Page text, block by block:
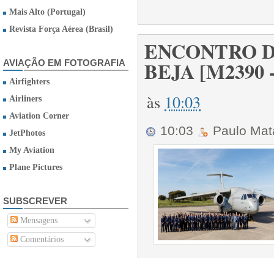
Mais Alto (Portugal)
Revista Força Aérea (Brasil)
AVIAÇÃO EM FOTOGRAFIA
Airfighters
Airliners
Aviation Corner
JetPhotos
My Aviation
Plane Pictures
SUBSCREVER
Mensagens
Comentários
ENCONTRO
BEJA [M2390
às 10:03
10:03 Paulo